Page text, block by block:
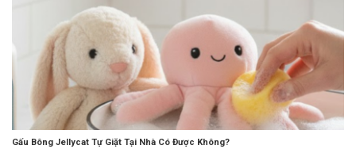
Gấu Bông Jellycat Tự Giặt Tại Nhà Có Được Không?